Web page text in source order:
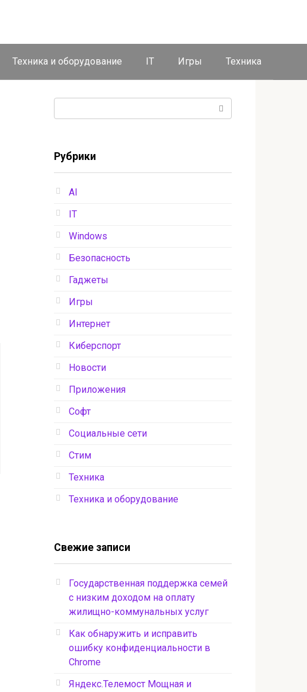
Техника и оборудование IT Игры Техника
Рубрики
AI
IT
Windows
Безопасность
Гаджеты
Игры
Интернет
Киберспорт
Новости
Приложения
Софт
Социальные сети
Стим
Техника
Техника и оборудование
Свежие записи
Государственная поддержка семей
с низким доходом на оплату
жилищно-коммунальных услуг
Как обнаружить и исправить
ошибку конфиденциальности в
Chrome
Яндекс.Телемост Мощная и